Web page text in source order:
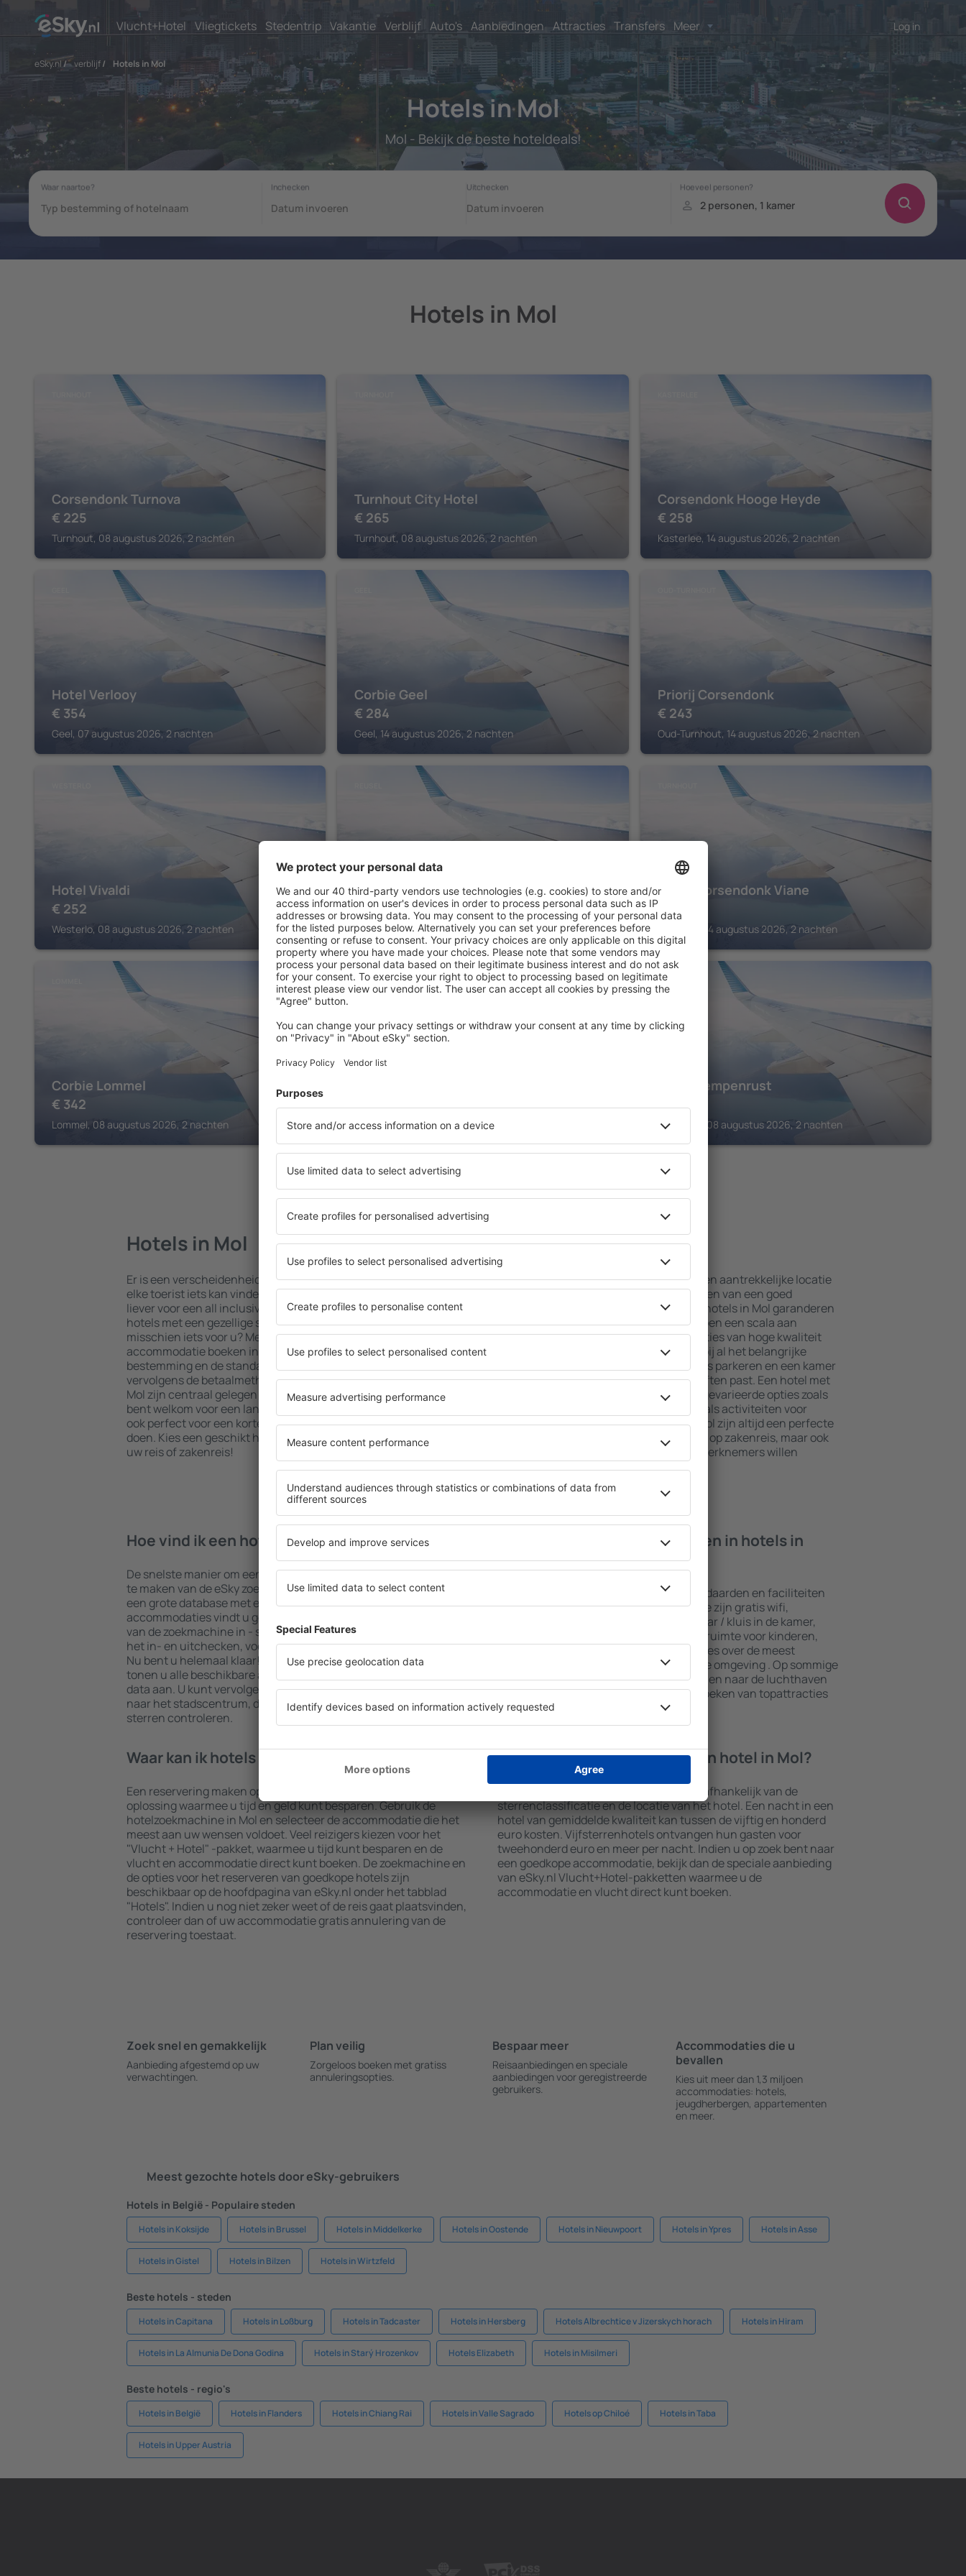
Vlucht+Hotel Vliegtickets Stedentrip Vakantie Verblijf Auto's Aanbiedingen Attracties Transfers Meer Log in
eSky.nl/ verblijf/ Hotels in Mol
Hotels in Mol
Mol - Bekijk de beste hoteldeals!
Hotels in Mol
Corsendonk Turnova
€ 225
Turnhout, 08 augustus 2026, 2 nachten
Turnhout City Hotel
€ 265
Turnhout, 08 augustus 2026, 2 nachten
Corsendonk Hooge Heyde
€ 258
Kasterlee, 14 augustus 2026, 2 nachten
Hotel Verlooy
€ 354
Geel, 07 augustus 2026, 2 nachten
Corbie Geel
€ 284
Geel, 14 augustus 2026, 2 nachten
Priorij Corsendonk
€ 243
Oud-Turnhout, 14 augustus 2026, 2 nachten
Hotel Vivaldi
€ 252
Westerlo, 08 augustus 2026, 2 nachten
Fletcher Hotel - Restaurant De Kempen
€ 171
Reusel, 07 augustus 2026, 2 nachten
Hotel Corsendonk Viane
€ 194
Turnhout, 14 augustus 2026, 2 nachten
Corbie Lommel
€ 342
Lommel, 08 augustus 2026, 2 nachten
HERENTALS
€315
Herentals, 08 augustus 2026, 2 nachten
KASTERLEE
Hotel Kempenrust
€164
Kasterlee, 08 augustus 2026, 2 nachten
Hotels in Mol
Er is een verscheidenheid aan hotels beschikbaar in Mol, zodat
elke toerist iets kan vinden dat aan zijn behoeften voldoet. Gaat u
liever voor een all inclusive hoogstaand hotel of gaat u liever voor
hotels met een gezellige sfeer? Is een goedkope accommodatie
misschien iets voor u? Met onze hulp kunt u voor elk budget een
accommodatie boeken in Mol. Selecteer uw gewenste
bestemming en de standaard van het hotel. Controleer
vervolgens de betaalmethoden en annuleringsopties. Hotels in
Mol zijn centraal gelegen maar iets verder weg van de drukte. U
bent welkom voor een langer verblijf maar de accommodaties zijn
ook perfect voor een korter verblijf. In de buurt is veel te zien en te
doen. Kies een geschikt hotel en begin meteen met inpakken voor
uw reis of zakenreis!
Mol - de beste hotels
Een verscheidenheid aan diensten en een aantrekkelijke locatie
zijn enkele van de belangrijkste elementen van een goed
ontworpen all-inclusive hotel. De beste hotels in Mol garanderen
de hoogste standaard in service en hebben een scala aan
faciliteiten voor de gasten. Accommodaties van hoge kwaliteit
bevinden zich op de beste locaties, vlakbij al het belangrijke
amusement in Mol. Gasten kunnen gratis parkeren en een kamer
of suite kiezen die perfect bij hun behoeften past. Een hotel met
een hogere standaard biedt gewoonlijk gevarieerde opties zoals
welzijnsruimtes als spa en fitness, evenals activiteiten voor
kinderen. De beste accommodaties in Mol zijn altijd een perfecte
keuze voor stellen, gezinnen en mensen op zakenreis, maar ook
voor bedrijven die workshops voor hun werknemers willen
organiseren.
Hoe vind ik een hotel in Mol?
De snelste manier om een hotel in Mol te vinden, is door gebruik
te maken van de eSky zoekmachine voor accommodaties. Dankzij
een grote database met een verscheidenheid aan
accommodaties vindt u gegarandeerd wat u zoekt. Vul de velden
van de zoekmachine in - selecteer uw locatie, kies de datum van
het in- en uitchecken, voeg dan het aantal gasten en kamers toe.
Nu bent u helemaal klaar! De resultaten van uw zoekopdracht
tonen u alle beschikbare accommodaties op de geselecteerde
data aan. U kunt vervolgens eenvoudig de afstand van het hotel
naar het stadscentrum, de betalingsmethoden en het aantal
sterren controleren.
Welke faciliteiten kan ik vinden in hotels in
Mol?
Hotels in Mol hebben verschillende standaarden en faciliteiten
voor hun gasten. De meest voorkomende zijn gratis wifi,
wellnessruimtes met een spa, een minibar / kluis in de kamer,
restaurants, een eetgedeelte, een speelruimte voor kinderen,
gratis parkeren en informatieve brochures over de meest
interessante toeristische attracties in de omgeving . Op sommige
locaties bieden hotels ook transport van en naar de luchthaven
aan. Soms moedigen hotels ook het bezoeken van topattracties
in Mol aan.
Waar kan ik hotels in Mol boeken?
Een reservering maken op de webpagina van eSky.nl is een
oplossing waarmee u tijd en geld kunt besparen. Gebruik de
hotelzoekmachine in Mol en selecteer de accommodatie die het
meest aan uw wensen voldoet. Veel reizigers kiezen voor het
"Vlucht + Hotel" -pakket, waarmee u tijd kunt besparen en de
vlucht en accommodatie direct kunt boeken. De zoekmachine en
de opties voor het reserveren van goedkope hotels zijn
beschikbaar op de hoofdpagina van eSky.nl onder het tabblad
"Hotels". Indien u nog niet zeker weet of de reis gaat plaatsvinden,
controleer dan of uw accommodatie gratis annulering van de
reservering toestaat.
Hoeveel kost een nacht in een hotel in Mol?
Prijs per nacht in Mol kan variëren en is afhankelijk van de
sterrenclassificatie en de locatie van het hotel. Een nacht in een
hotel van gemiddelde kwaliteit kan tussen de vijftig en honderd
euro kosten. Vijfsterrenhotels ontvangen hun gasten voor
tweehonderd euro en meer per nacht. Indien u op zoek bent naar
een goedkope accommodatie, bekijk dan de speciale aanbieding
van eSky.nl Vlucht+Hotel-pakketten waarmee u de
accommodatie en vlucht direct kunt boeken.
Zoek snel en gemakkelijk
Aanbieding afgestemd op uw
verwachtingen.
Plan veilig
Zorgeloos boeken met gratiss
annuleringsopties.
Bespaar meer
Reisaanbiedingen en speciale
aanbiedingen voor geregistreerde
gebruikers.
Accommodaties die u
bevallen
Kies uit meer dan 1,3 miljoen
accommodaties: hotels,
jeugdherbergen, appartementen
en meer.
Meest gezochte hotels door eSky-gebruikers
Hotels in België - Populaire steden
Hotels in Koksijde Hotels in Brussel Hotels in Middelkerke Hotels in Oostende Hotels in Nieuwpoort Hotels in Ypres Hotels in Asse
Hotels in Gistel Hotels in Bilzen Hotels in Wirtzfeld
Beste hotels - steden
Hotels in Capitana Hotels in Loßburg Hotels in Tadcaster Hotels in Hersberg Hotels Albrechtice v Jizerskych horach Hotels in Hiram
Hotels in La Almunia De Dona Godina Hotels in Starý Hrozenkov Hotels Elizabeth Hotels in Misilmeri
Beste hotels - regio's
Hotels in België Hotels in Flanders Hotels in Chiang Rai Hotels in Valle Sagrado Hotels op Chiloé Hotels in Taba
Hotels in Upper Austria